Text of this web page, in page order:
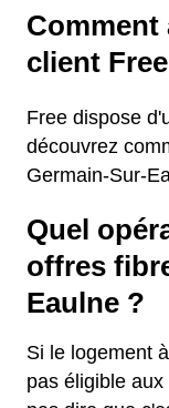
Comment
client
Free dispose
découvrez
Germain-Sur-
Quel
offres
Eaulne ?
Si le logement
pas éligible